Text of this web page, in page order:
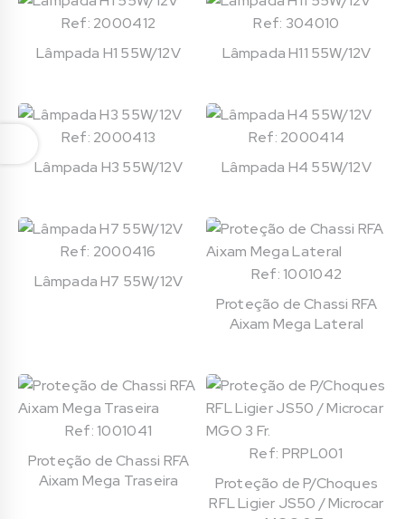
Ref: 2000412
Lâmpada H1 55W/12V
Ref: 304010
Lâmpada H11 55W/12V
Ref: 2000413
Lâmpada H3 55W/12V
Ref: 2000414
Lâmpada H4 55W/12V
Ref: 2000416
Lâmpada H7 55W/12V
Ref: 1001042
Proteção de Chassi RFA
Aixam Mega Lateral
Ref: 1001041
Proteção de Chassi RFA
Aixam Mega Traseira
Ref: PRPL001
Proteção de P/Choques
RFL Ligier JS50 / Microcar